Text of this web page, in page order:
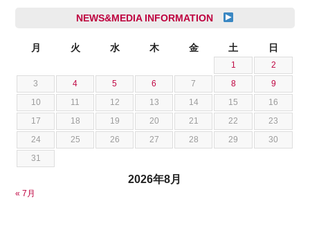
石川 成一郎
荒居 力哉
荻野 雅史
菊池 大誠
藤本 京弥
西川 諒
スズキ
ダッジ
テスラ
トヨタ
ニッサン
フェラーリ
フォルクスワーゲン
NEWS&MEDIA INFORMATION
2026年8月
月 火 水 木 金 土 日
1
2
3
4 5 6 7 8
9
10
11 12 13 14 15
16
17
18 19 20 21 22
23
24
25 26 27 28 29
30
31
« 7月